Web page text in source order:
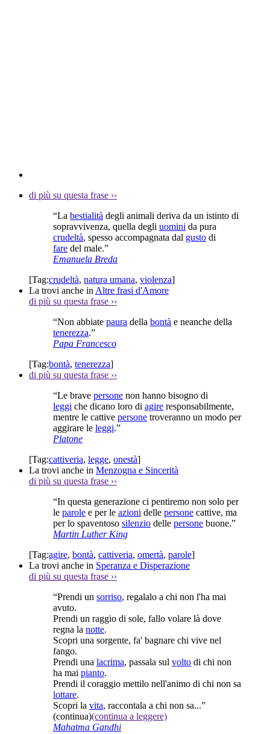
di più su questa frase ››
“La bestialità degli animali deriva da un istinto di
sopravvivenza, quella degli uomini da pura
crudeltà, spesso accompagnata dal gusto di
fare del male.”
Emanuela Breda
[Tag:crudeltà, natura umana, violenza]
La trovi anche in Altre frasi d'Amore
di più su questa frase ››
“Non abbiate paura della bontà e neanche della
tenerezza.”
Papa Francesco
[Tag:bontà, tenerezza]
di più su questa frase ››
“Le brave persone non hanno bisogno di
leggi che dicano loro di agire responsabilmente,
mentre le cattive persone troveranno un modo per
aggirare le leggi.”
Platone
[Tag:cattiveria, legge, onestà]
La trovi anche in Menzogna e Sincerità
di più su questa frase ››
“In questa generazione ci pentiremo non solo per
le parole e per le azioni delle persone cattive, ma
per lo spaventoso silenzio delle persone buone.”
Martin Luther King
[Tag:agire, bontà, cattiveria, omertà, parole]
La trovi anche in Speranza e Disperazione
di più su questa frase ››
“Prendi un sorriso, regalalo a chi non l'ha mai
avuto.
Prendi un raggio di sole, fallo volare là dove
regna la notte.
Scopri una sorgente, fa' bagnare chi vive nel
fango.
Prendi una lacrima, passala sul volto di chi non
ha mai pianto.
Prendi il coraggio mettilo nell'animo di chi non sa
lottare.
Scopri la vita, raccontala a chi non sa...”
(continua)(continua a leggere)
Mahatma Gandhi